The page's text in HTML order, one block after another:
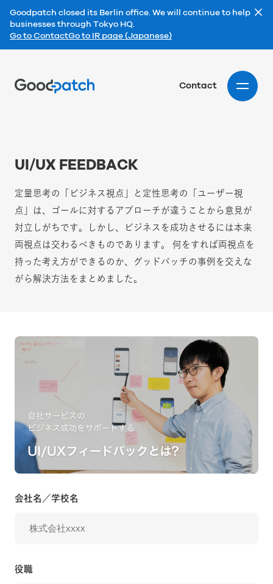
Goodpatch closed its Berlin office. We will continue to help
businesses through Tokyo HQ.
Go to ContactGo to IR page (Japanese)
Contact
UI/UX FEEDBACK
定量思考の「ビジネス視点」と定性思考の「ユーザー視
点」は、ゴールに対するアプローチが違うことから意見が
対立しがちです。しかし、ビジネスを成功させるには本来
両視点は交わるべきものであります。 何をすれば両視点を
持った考え方ができるのか、グッドパッチの事例を交えな
がら解決方法をまとめました。
会社名／学校名
役職
404｜Goodpatch グッドパッチ